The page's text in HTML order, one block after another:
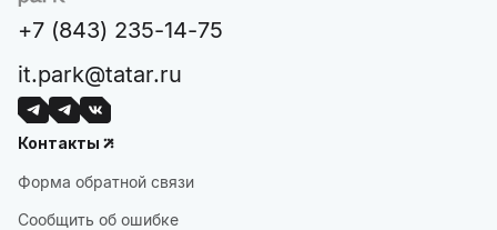
+7 (843) 235-14-75
it.park@tatar.ru
Контакты
Форма обратной связи
Сообщить об ошибке